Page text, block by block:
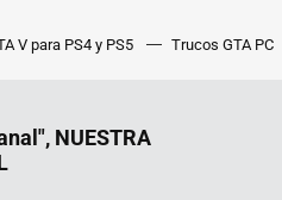
V para PS4 y PS5 Trucos GTA PC
NUESTRA